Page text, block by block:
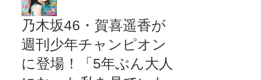
乃木坂46・賀喜遥香が
週刊少年チャンピオン
に登場！「5年ぶん大人